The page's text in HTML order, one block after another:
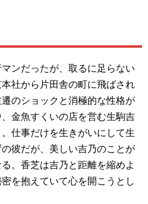
ンだったが、取るに足らない
社から片田舎の町に飛ばされ
のショックと消極的な性格が
金魚すくいの店を営む生駒吉
仕事だけを生きがいにして生
彼だが、美しい吉乃のことが
。香芝は吉乃と距離を縮めよ
を抱えていて心を開こうとし